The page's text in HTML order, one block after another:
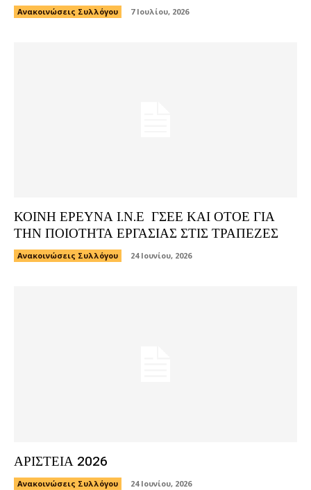
Ανακοινώσεις Συλλόγου 7 Ιουλίου, 2026
ΚΟΙΝΗ ΕΡΕΥΝΑ Ι.Ν.Ε ΓΣΕΕ ΚΑΙ ΟΤΟΕ ΓΙΑ
ΤΗΝ ΠΟΙΟΤΗΤΑ ΕΡΓΑΣΙΑΣ ΣΤΙΣ ΤΡΑΠΕΖΕΣ
Ανακοινώσεις Συλλόγου 24 Ιουνίου, 2026
ΑΡΙΣΤΕΙΑ 2026
Ανακοινώσεις Συλλόγου 24 Ιουνίου, 2026